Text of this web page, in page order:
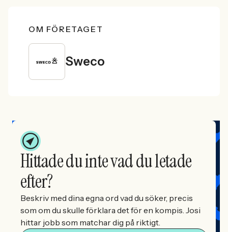
OM FÖRETAGET
Sweco
Hittade du inte vad du letade
efter?
Beskriv med dina egna ord vad du söker, precis
som om du skulle förklara det för en kompis. Josi
hittar jobb som matchar dig på riktigt.